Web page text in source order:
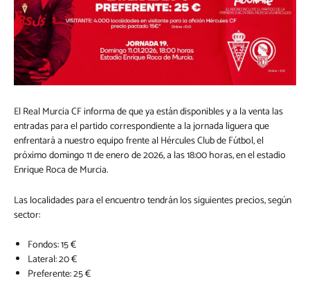
El Real Murcia CF informa de que ya están disponibles y a la venta las
entradas para el partido correspondiente a la jornada liguera que
enfrentará a nuestro equipo frente al Hércules Club de Fútbol, el
próximo domingo 11 de enero de 2026, a las 18:00 horas, en el estadio
Enrique Roca de Murcia.
Las localidades para el encuentro tendrán los siguientes precios, según
sector:
Fondos: 15 €
Lateral: 20 €
Preferente: 25 €